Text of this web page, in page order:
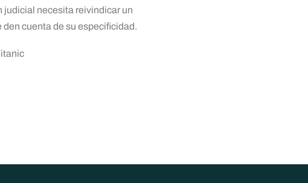
judicial necesita reivindicar un
cuenta de su especificidad.